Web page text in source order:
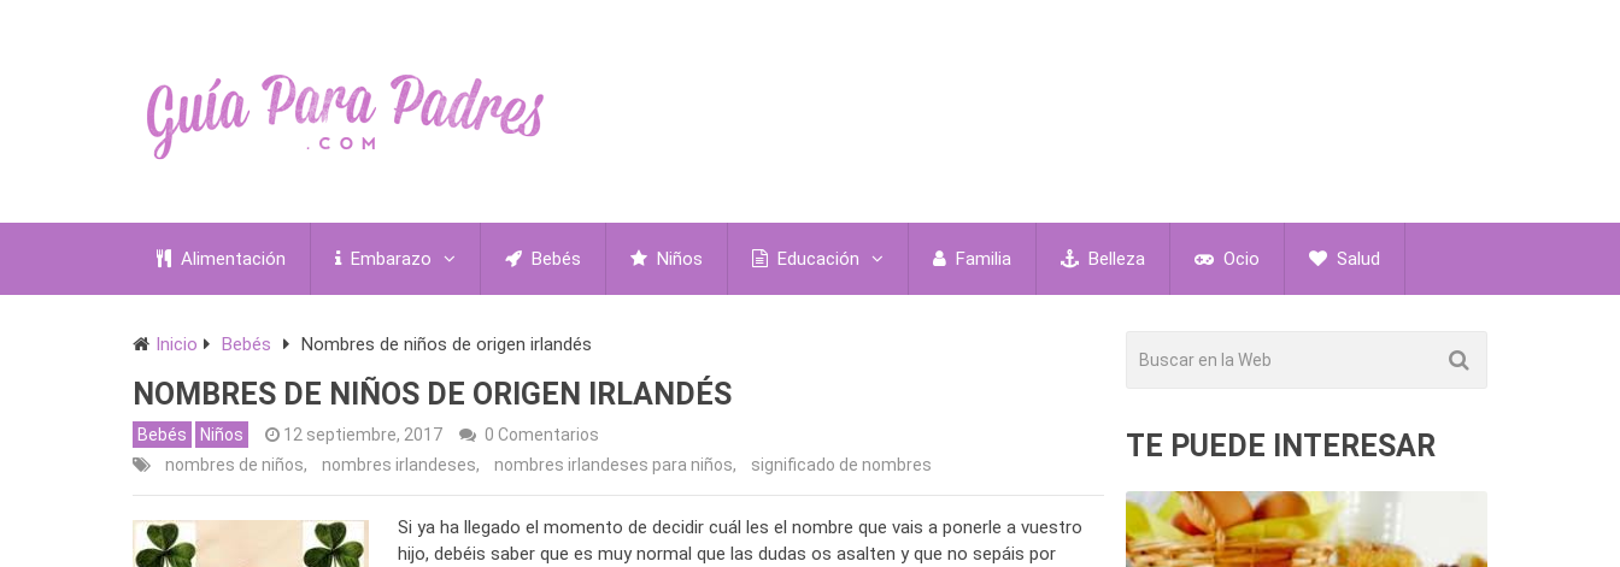
Alimentación Embarazo Bebés Niños Educación Familia Belleza Ocio Salud
Inicio Bebés Nombres de niños de origen irlandés
NOMBRES DE NIÑOS DE ORIGEN IRLANDÉS
Bebés Niños 12 septiembre, 2017
0 Comentarios
nombres de niños, nombres irlandeses, nombres irlandeses para niños, significado de nombres
Si ya ha llegado el momento de decidir cuál les el nombre que vais a ponerle a vuestro
hijo, debéis saber que es muy normal que las dudas os asalten y que no sepáis por
TE PUEDE INTERESAR